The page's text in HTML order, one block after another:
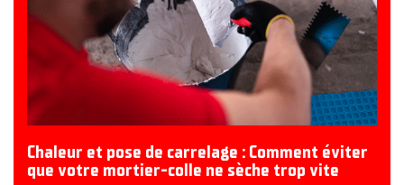
Chaleur et pose de carrelage : Comment éviter
que votre mortier-colle ne sèche trop vite